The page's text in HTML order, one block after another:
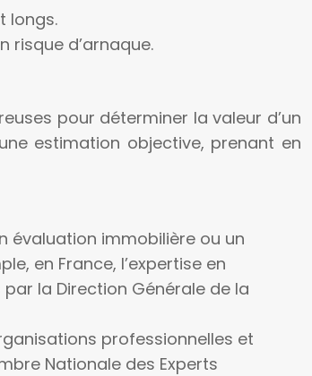
longs.
risque d’arnaque.
pour déterminer la valeur d’un
estimation objective, prenant en
évaluation immobilière ou un
en France, l’expertise en
la Direction Générale de la
professionnelles et
Nationale des Experts